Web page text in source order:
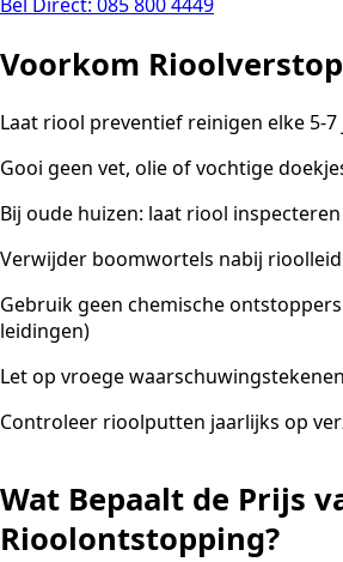
Bel Direct: 085 800 4449
Voorkom
Laat riool preventief reinigen elke 5-7
Gooi geen vet, olie of vochtige
Bij oude huizen: laat riool
Verwijder boomwortels nabij
Gebruik geen chemische
leidingen)
Let op vroege
Controleer rioolputten jaarlijks op
Wat Bepaalt de Prijs
Rioolontstopping?